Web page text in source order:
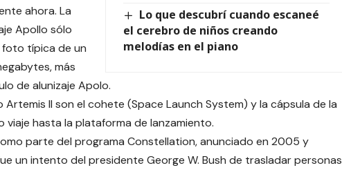
Lo que descubrí cuando escaneé
el cerebro de niños creando
melodías en el piano
ahora. La
Apollo sólo
foto típica de un
más
de alunizaje Apolo.
II son el cohete (Space Launch System) y la cápsula de la
hasta la plataforma de lanzamiento.
parte del programa Constellation, anunciado en 2005 y
un intento del presidente George W. Bush de trasladar personas